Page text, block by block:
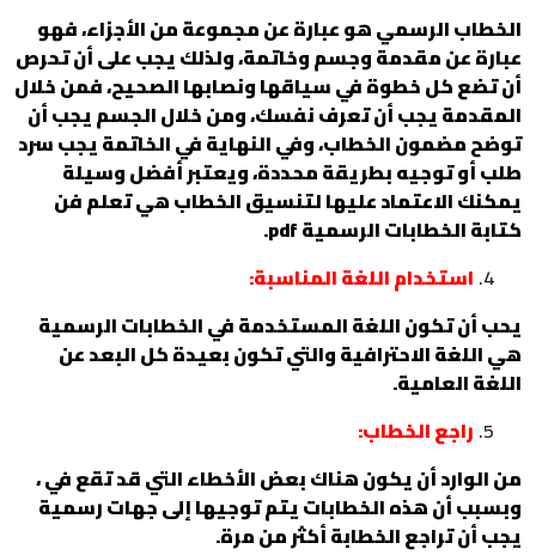
الخطاب الرسمي هو عبارة عن مجموعة من الأجزاء، فهو
عبارة عن مقدمة وجسم وخاتمة، ولذلك يجب على أن تحرص
أن تضع كل خطوة في سياقها ونصابها الصحيح، فمن خلال
المقدمة يجب أن تعرف نفسك، ومن خلال الجسم يجب أن
توضح مضمون الخطاب، وفي النهاية في الخاتمة يجب سرد
طلب أو توجيه بطريقة محددة، ويعتبر أفضل وسيلة
يمكنك الاعتماد عليها لتنسيق الخطاب هي تعلم فن
كتابة الخطابات الرسمية pdf.
استخدام اللغة المناسبة:
يحب أن تكون اللغة المستخدمة في الخطابات الرسمية
هي اللغة الاحترافية والتي تكون بعيدة كل البعد عن
اللغة العامية.
راجع الخطاب:
من الوارد أن يكون هناك بعض الأخطاء التي قد تقع في ،
وبسبب أن هذه الخطابات يتم توجيها إلى جهات رسمية
يجب أن تراجع الخطابة أكثر من مرة.